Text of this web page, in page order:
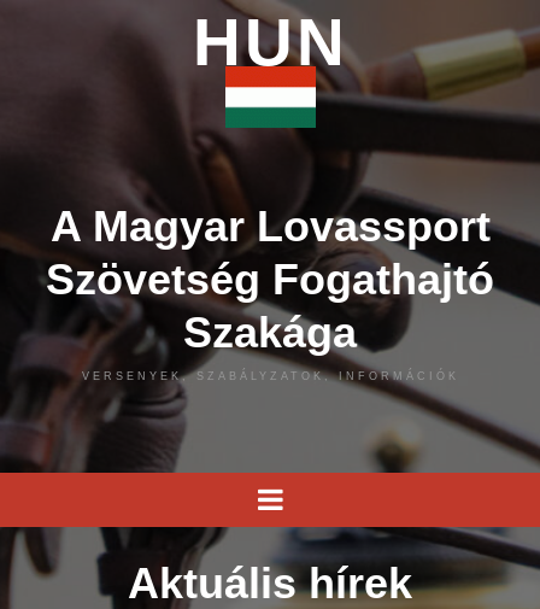
HUN
A Magyar Lovassport
Szövetség Fogathajtó
Szakága
VERSENYEK, SZABÁLYZATOK, INFORMÁCIÓK
Aktuális hírek